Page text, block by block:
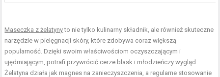
Maseczka z żelatynyto nie tylko kulinarny składnik, ale również skuteczne
narzędzie w pielęgnacji skóry, które zdobywa coraz większą
popularność. Dzięki swoim właściwościom oczyszczającym i
ujędrniającym, potrafi przywrócić cerze blask i młodzieńczy wygląd.
Żelatyna działa jak magnes na zanieczyszczenia, a regularne stosowanie